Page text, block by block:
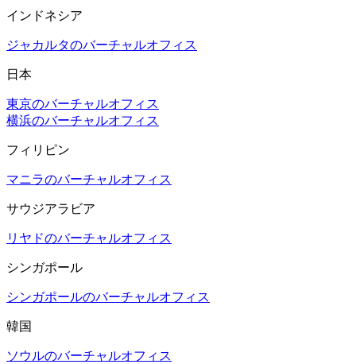
インドネシア
ジャカルタのバーチャルオフィス
日本
東京のバーチャルオフィス
横浜のバーチャルオフィス
フィリピン
マニラのバーチャルオフィス
サウジアラビア
リヤドのバーチャルオフィス
シンガポール
シンガポールのバーチャルオフィス
韓国
ソウルのバーチャルオフィス